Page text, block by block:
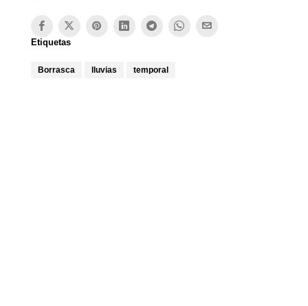
Etiquetas
Borrasca lluvias temporal